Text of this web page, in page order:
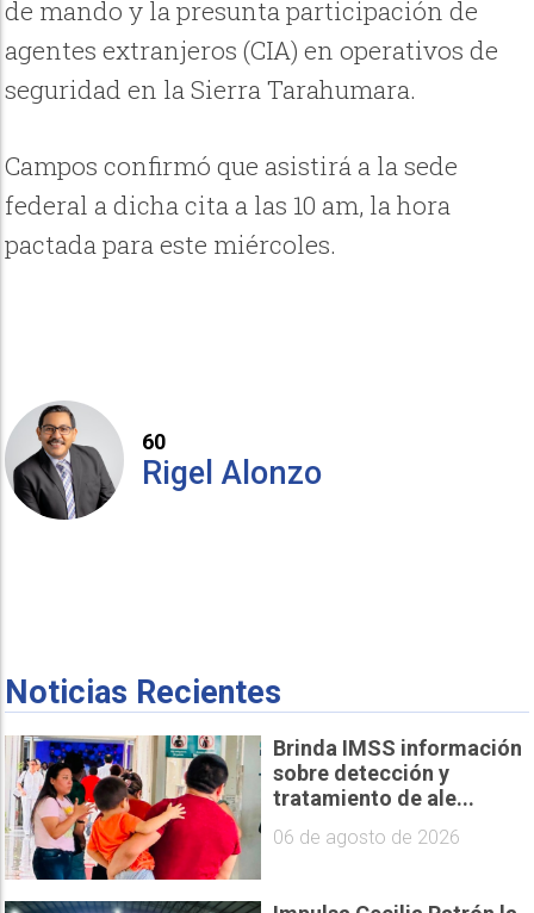
de mando y la presunta participación de
agentes extranjeros (CIA) en operativos de
seguridad en la Sierra Tarahumara.
Campos confirmó que asistirá a la sede
federal a dicha cita a las 10 am, la hora
pactada para este miércoles.
60
Rigel Alonzo
Noticias Recientes
Brinda IMSS información
sobre detección y
tratamiento de ale...
06 de agosto de 2026